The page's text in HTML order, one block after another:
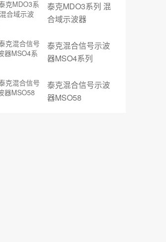
泰克MDO3系列 混
合域示波器
泰克混合信号示波
器MSO4系列
泰克混合信号示波
器MSO58